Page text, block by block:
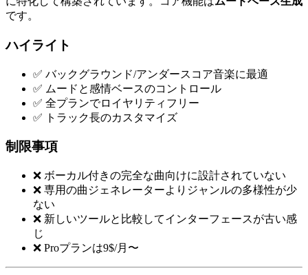
です。
ハイライト
✅ バックグラウンド/アンダースコア音楽に最適
✅ ムードと感情ベースのコントロール
✅ 全プランでロイヤリティフリー
✅ トラック長のカスタマイズ
制限事項
❌ ボーカル付きの完全な曲向けに設計されていない
❌ 専用の曲ジェネレーターよりジャンルの多様性が少
ない
❌ 新しいツールと比較してインターフェースが古い感
じ
❌ Proプランは9$/月〜